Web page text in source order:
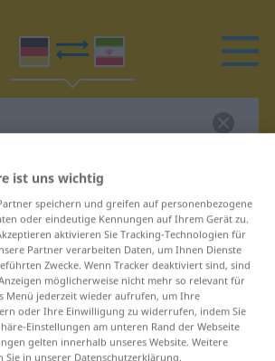
Wörterbuch
Übersetzung für
Persisch Übersetzung
ist uns wichtig
speichern und greifen auf personenbezogene
oder eindeutige Kennungen auf Ihrem Gerät zu.
aktivieren Sie Tracking-Technologien für
Partner verarbeiten Daten, um Ihnen Dienste
Zwecke. Wenn Tracker deaktiviert sind, sind
möglicherweise nicht mehr so relevant für
Menü jederzeit wieder aufrufen, um Ihre
oder Ihre Einwilligung zu widerrufen, indem Sie
Einstellungen am unteren Rand der Webseite
gelten innerhalb unseres Website. Weitere
in unserer Datenschutzerklärung.